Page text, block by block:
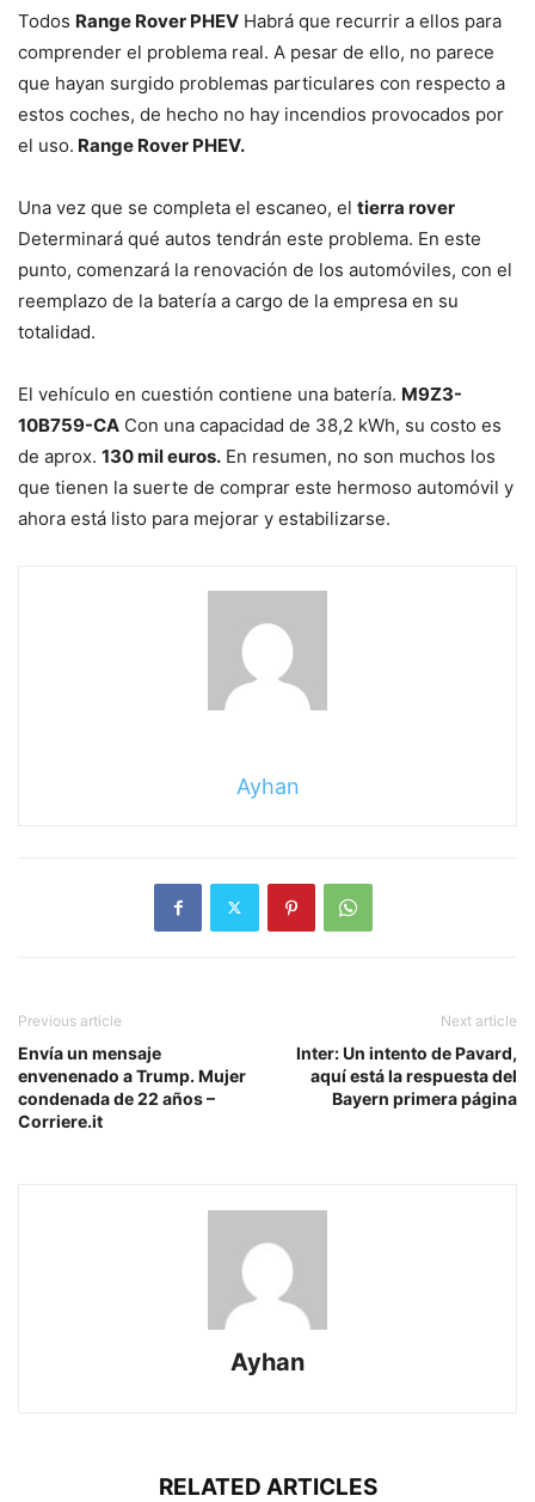
Todos Range Rover PHEV Habrá que recurrir a ellos para
comprender el problema real. A pesar de ello, no parece
que hayan surgido problemas particulares con respecto a
estos coches, de hecho no hay incendios provocados por
el uso. Range Rover PHEV.
Una vez que se completa el escaneo, el tierra rover
Determinará qué autos tendrán este problema. En este
punto, comenzará la renovación de los automóviles, con el
reemplazo de la batería a cargo de la empresa en su
totalidad.
El vehículo en cuestión contiene una batería. M9Z3-
10B759-CA Con una capacidad de 38,2 kWh, su costo es
de aprox. 130 mil euros. En resumen, no son muchos los
que tienen la suerte de comprar este hermoso automóvil y
ahora está listo para mejorar y estabilizarse.
Ayhan
Previous article
Envía un mensaje
envenenado a Trump. Mujer
condenada de 22 años –
Corriere.it
Next article
Inter: Un intento de Pavard,
aquí está la respuesta del
Bayern primera página
Ayhan
RELATED ARTICLES